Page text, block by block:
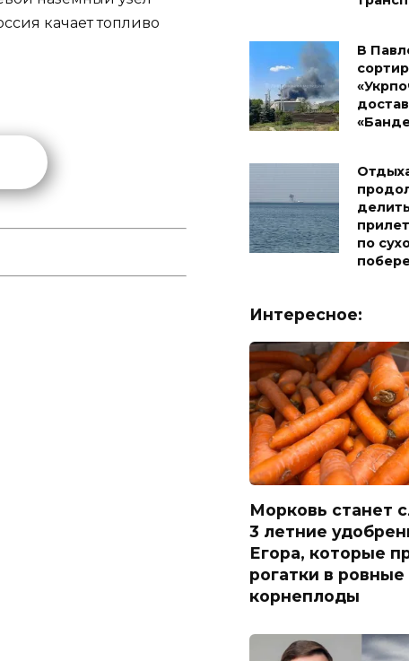
качает топливо
В
по
Интересное:
Морковь станет
3 летние
Егора, которые
рогатки в ровные
корнеплоды